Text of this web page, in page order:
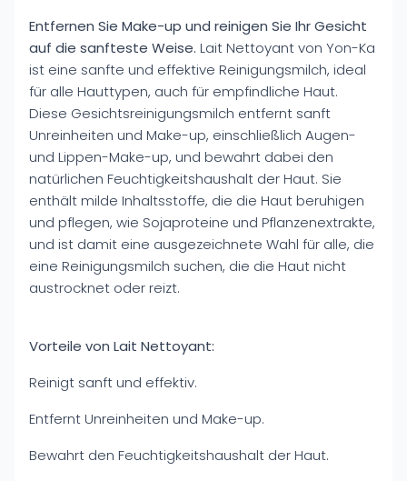
Entfernen Sie Make-up und reinigen Sie Ihr Gesicht
auf die sanfteste Weise. Lait Nettoyant von Yon-Ka
ist eine sanfte und effektive Reinigungsmilch, ideal
für alle Hauttypen, auch für empfindliche Haut.
Diese Gesichtsreinigungsmilch entfernt sanft
Unreinheiten und Make-up, einschließlich Augen-
und Lippen-Make-up, und bewahrt dabei den
natürlichen Feuchtigkeitshaushalt der Haut. Sie
enthält milde Inhaltsstoffe, die die Haut beruhigen
und pflegen, wie Sojaproteine und Pflanzenextrakte,
und ist damit eine ausgezeichnete Wahl für alle, die
eine Reinigungsmilch suchen, die die Haut nicht
austrocknet oder reizt.
Vorteile von Lait Nettoyant:
Reinigt sanft und effektiv.
Entfernt Unreinheiten und Make-up.
Bewahrt den Feuchtigkeitshaushalt der Haut.